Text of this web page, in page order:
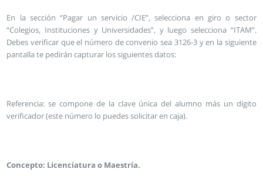
En la sección “Pagar un servicio /CIE”, selecciona en giro o sector
“Colegios, Instituciones y Universidades”, y luego selecciona “ITAM”.
Debes verificar que el número de convenio sea 3126-3 y en la siguiente
pantalla te pedirán capturar los siguientes datos:
Referencia: se compone de la clave única del alumno más un dígito
verificador (este número lo puedes solicitar en caja).
Concepto: Licenciatura o Maestría.